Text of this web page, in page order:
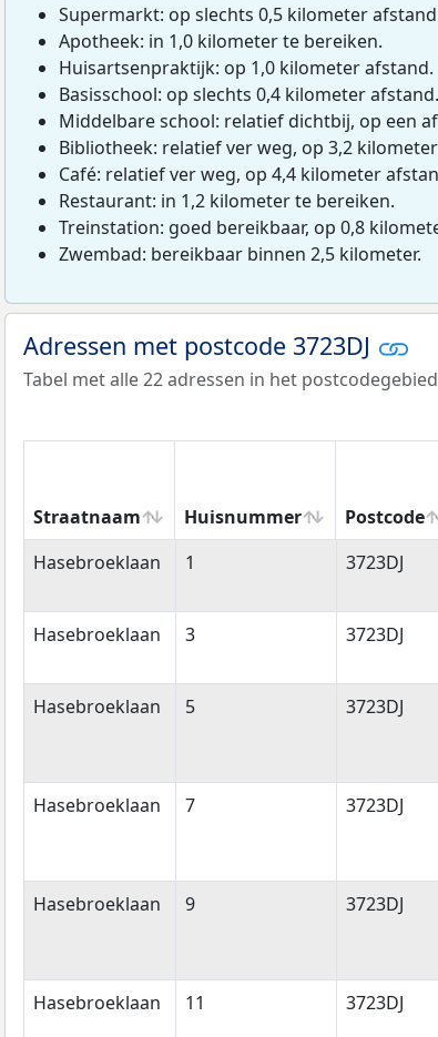
Supermarkt: op slechts 0,5 kilometer
Apotheek: in 1,0 kilometer te bereiken.
Huisartsenpraktijk: op 1,0 kilometer afstand.
Basisschool: op slechts 0,4 kilometer afstand.
Middelbare school: relatief dichtbij, op een
Bibliotheek: relatief ver weg, op 3,2
Café: relatief ver weg, op 4,4 kilometer
Restaurant: in 1,2 kilometer te bereiken.
Treinstation: goed bereikbaar, op 0,8
Zwembad: bereikbaar binnen 2,5 kilometer.
Adressen met postcode 3723DJ
Tabel met alle 22 adressen in het postcodegebied
Straatnaam Huisnummer Postcode
Straatnaam
Huisnummer Postcode
Hasebroeklaan 1 3723DJ
Hasebroeklaan 3 3723DJ
Hasebroeklaan 5 3723DJ
Hasebroeklaan 7 3723DJ
Hasebroeklaan 9 3723DJ
Hasebroeklaan 11 3723DJ